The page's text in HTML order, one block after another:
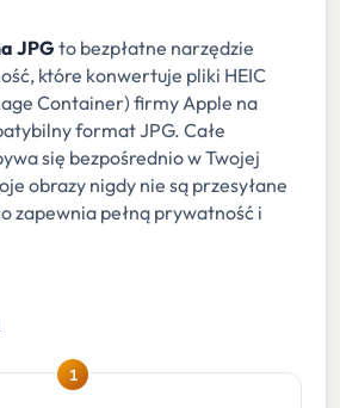
JPG to bezpłatne narzędzie
które konwertuje pliki HEIC
Container) firmy Apple na
format JPG. Całe
się bezpośrednio w Twojej
obrazy nigdy nie są przesyłane
zapewnia pełną prywatność i
1